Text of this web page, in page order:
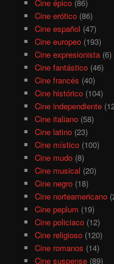
Cine épico(86)
Cine erótico(86)
Cine español (47)
Cine europeo(193)
Cine expresionista(6)
Cine fantástico(46)
Cine francés (40)
Cine histórico(104)
Cine independiente
Cine italiano(58)
Cine latino(23)
Cine místico(100)
Cine mudo(8)
Cine musical (20)
Cine negro(18)
Cine norteamericano
Cine peplum (19)
Cine policiaco(12)
Cine religioso(120)
Cine romanos (14)
Cine suspense(89)